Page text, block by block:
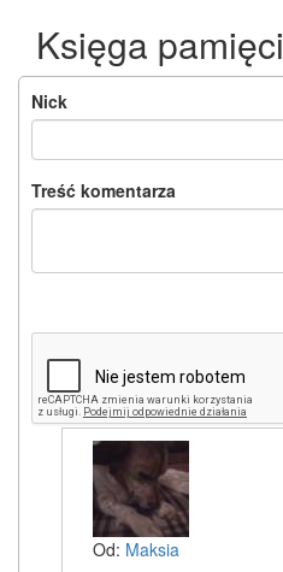
Księga pamięci
Nick
Treść komentarza
Od: Maksia